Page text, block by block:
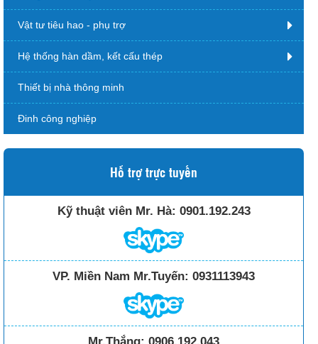
Vật tư tiêu hao - phụ trợ
Hệ thống hàn dầm, kết cấu thép
Thiết bị nhà thông minh
Đinh công nghiệp
Hỗ trợ trực tuyến
Kỹ thuật viên Mr. Hà: 0901.192.243
VP. Miền Nam Mr.Tuyến: 0931113943